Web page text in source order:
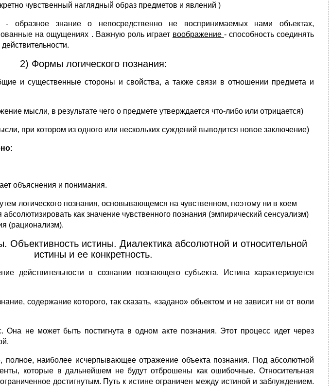
чувственный наглядный образ предметов и явлений )
- образное знание о непосредственно не воспринимаемых нами объектах,
на ощущениях . Важную роль играет воображение - способность соединять
2) Формы логического познания:
и существенные стороны и свойства, а также связи в отношении предмета и
мысли, в результате чего о предмете утверждается что-либо или отрицается)
при котором из одного или нескольких суждений выводится новое заключение)
объяснения и понимания.
логического познания, основывающемся на чувственном, поэтому ни в коем
как значение чувственного познания (эмпирический сенсуализм)
(рационализм).
Объективность истины. Диалектика абсолютной и относительной
истины и ее конкретность.
действительности в сознании познающего субъекта. Истина характеризуется
содержание которого, так сказать, «задано» объектом и не зависит ни от воли
Она не может быть постигнута в одном акте познания. Этот процесс идет через
полное, наиболее исчерпывающее отражение объекта познания. Под абсолютной
которые в дальнейшем не будут отброшены как ошибочные. Относительная
достигнутым. Путь к истине ограничен между истиной и заблуждением.